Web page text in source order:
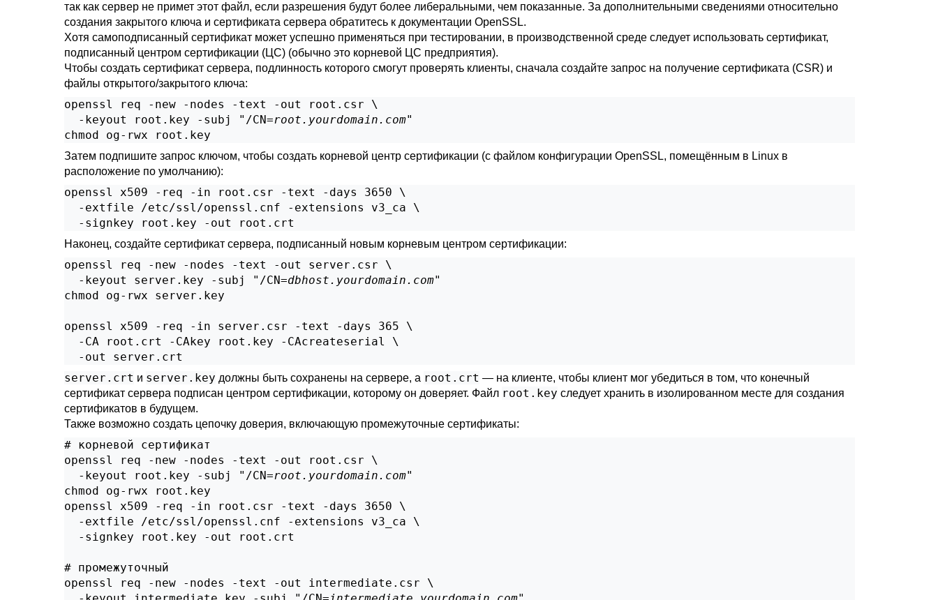
так как сервер не примет этот файл, если разрешения будут более либеральными, чем показанные. За дополнительными сведениями относительно
создания закрытого ключа и сертификата сервера обратитесь к документации OpenSSL.
Хотя самоподписанный сертификат может успешно применяться при тестировании, в производственной среде следует использовать сертификат,
подписанный центром сертификации (ЦС) (обычно это корневой ЦС предприятия).
Чтобы создать сертификат сервера, подлинность которого смогут проверять клиенты, сначала создайте запрос на получение сертификата (CSR) и
файлы открытого/закрытого ключа:
openssl req -new -nodes -text -out root.csr \
  -keyout root.key -subj "/CN=
root.yourdomain.com"
chmod og-rwx root.key
Затем подпишите запрос ключом, чтобы создать корневой центр сертификации (с файлом конфигурации OpenSSL, помещённым в Linux в
расположение по умолчанию):
openssl x509 -req -in root.csr -text -days 3650 \
  -extfile /etc/ssl/openssl.cnf -extensions v3_ca \
  -signkey root.key -out root.crt
Наконец, создайте сертификат сервера, подписанный новым корневым центром сертификации:
openssl req -new -nodes -text -out server.csr \
  -keyout server.key -subj "/CN=
dbhost.yourdomain.com"
chmod og-rwx server.key
openssl x509 -req -in server.csr -text -days 365 \
  -CA root.crt -CAkey root.key -CAcreateserial \
  -out server.crt
server.crt и server.key должны быть сохранены на сервере, а root.crt — на клиенте, чтобы клиент мог убедиться в том, что конечный
сертификат сервера подписан центром сертификации, которому он доверяет. Файл root.key следует хранить в изолированном месте для создания
сертификатов в будущем.
Также возможно создать цепочку доверия, включающую промежуточные сертификаты:
# корневой сертификат
openssl req -new -nodes -text -out root.csr \
  -keyout root.key -subj "/CN=
root.yourdomain.com"
chmod og-rwx root.key
openssl x509 -req -in root.csr -text -days 3650 \
  -extfile /etc/ssl/openssl.cnf -extensions v3_ca \
  -signkey root.key -out root.crt
# промежуточный
openssl req -new -nodes -text -out intermediate.csr \